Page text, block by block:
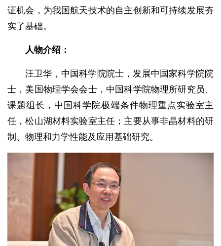
证机会，为我国航天技术的自主创新和可持续发展夯
实了基础。
人物介绍：
汪卫华，中国科学院院士，发展中国家科学院院
士，美国物理学会会士，中国科学院物理所研究员、
课题组长，中国科学院极端条件物理重点实验室主
任，松山湖材料实验室主任；主要从事非晶材料的研
制、物理和力学性能及应用基础研究。